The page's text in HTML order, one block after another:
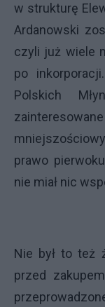
w strukturę
Ardanowski
czyli już wiele
po
Polskich
prawo
nie miał nic
Nie był to też
przed